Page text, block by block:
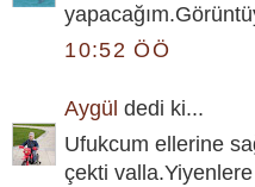
10:52 ÖÖ
Aygül dedi ki...
Ufukcum ellerine
çekti